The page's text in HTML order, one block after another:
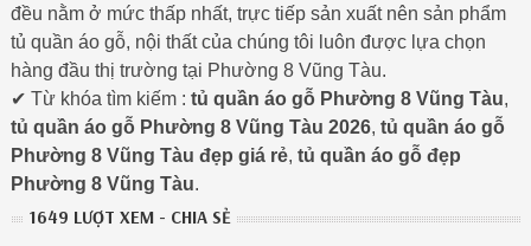
đều nằm ở mức thấp nhất, trực tiếp sản xuất nên sản phẩm
tủ quần áo gỗ, nội thất của chúng tôi luôn được lựa chọn
hàng đầu thị trường tại Phường 8 Vũng Tàu.
✔ Từ khóa tìm kiếm : tủ quần áo gỗ Phường 8 Vũng Tàu,
tủ quần áo gỗ Phường 8 Vũng Tàu 2026, tủ quần áo gỗ
Phường 8 Vũng Tàu đẹp giá rẻ, tủ quần áo gỗ đẹp
Phường 8 Vũng Tàu.
1649 LƯỢT XEM - CHIA SẺ